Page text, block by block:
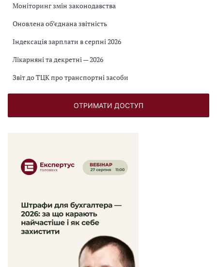
Моніторинг змін законодавства
Оновлена об’єднана звітність
Індексація зарплати в серпні 2026
Лікарняні та декретні — 2026
Звіт до ТЦК про транспортні засоби
ОТРИМАТИ ДОСТУП